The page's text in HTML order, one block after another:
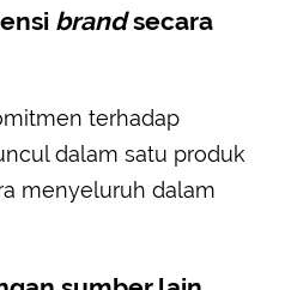
brandsecara
terhadap
dalam satu produk
menyeluruh dalam